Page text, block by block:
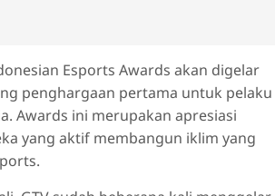
Esports Awards akan digelar
penghargaan pertama untuk pelaku
Awards ini merupakan apresiasi
yang aktif membangun iklim yang